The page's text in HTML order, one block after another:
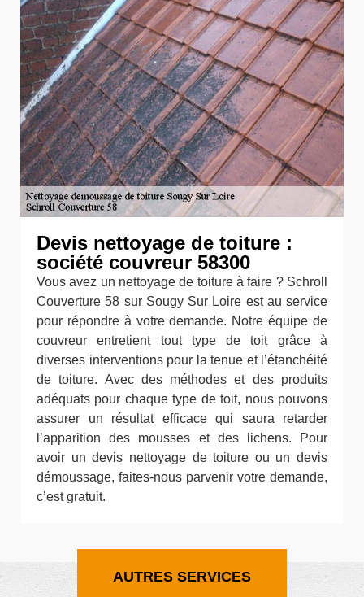
Devis nettoyage de toiture :
société couvreur 58300
Vous avez un nettoyage de toiture à faire ? Schroll
Couverture 58 sur Sougy Sur Loire est au service
pour répondre à votre demande. Notre équipe de
couvreur entretient tout type de toit grâce à
diverses interventions pour la tenue et l’étanchéité
de toiture. Avec des méthodes et des produits
adéquats pour chaque type de toit, nous pouvons
assurer un résultat efficace qui saura retarder
l’apparition des mousses et des lichens. Pour
avoir un devis nettoyage de toiture ou un devis
démoussage, faites-nous parvenir votre demande,
c’est gratuit.
AUTRES SERVICES